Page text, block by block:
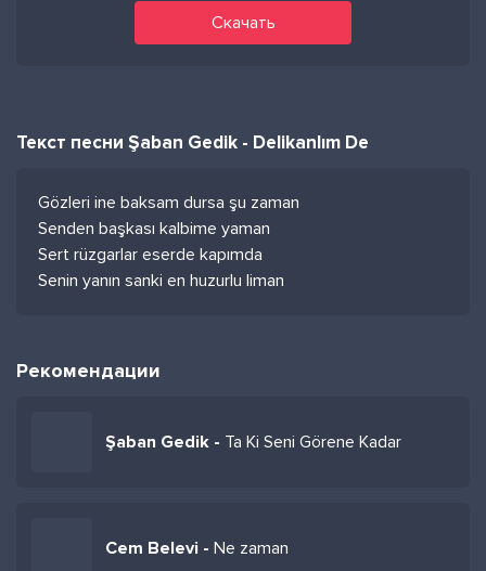
Скачать
Текст песни Şaban Gedik - Delikanlım De
Gözleri ine baksam dursa şu zaman
Senden başkası kalbime yaman
Sert rüzgarlar eserde kapımda
Senin yanın sanki en huzurlu liman
Рекомендации
Şaban Gedik - Ta Ki Seni Görene Kadar
Cem Belevi - Ne zaman